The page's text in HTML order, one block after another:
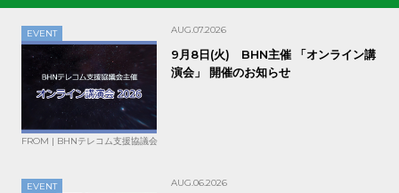
EVENT AUG.07.2026
9月8日(火) BHN主催 「オンライン講
演会」 開催のお知らせ
FROM | BHNテレコム支援協議会
EVENT AUG.06.2026